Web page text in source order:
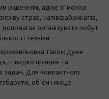
рішенням, адже її можна
страв, напівфабрикатів,
організувати побут
техніки.
також дуже
швидко працює та
задач. Для компактного
об’єм і місце